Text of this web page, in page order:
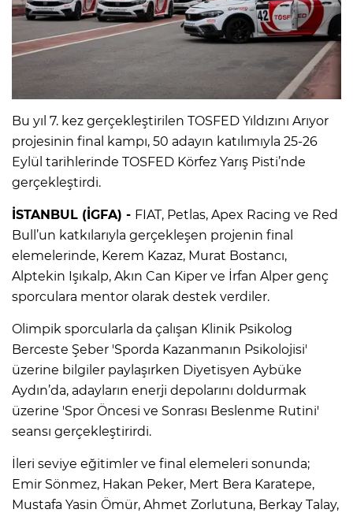
Bu yıl 7. kez gerçekleştirilen TOSFED Yıldızını Arıyor
projesinin final kampı, 50 adayın katılımıyla 25-26
Eylül tarihlerinde TOSFED Körfez Yarış Pisti’nde
gerçekleştirdi.
İSTANBUL (İGFA) - FIAT, Petlas, Apex Racing ve Red
Bull’un katkılarıyla gerçekleşen projenin final
elemelerinde, Kerem Kazaz, Murat Bostancı,
Alptekin Işıkalp, Akın Can Kiper ve İrfan Alper genç
sporculara mentor olarak destek verdiler.
Olimpik sporcularla da çalışan Klinik Psikolog
Berceste Şeber 'Sporda Kazanmanın Psikolojisi'
üzerine bilgiler paylaşırken Diyetisyen Aybüke
Aydın’da, adayların enerji depolarını doldurmak
üzerine 'Spor Öncesi ve Sonrası Beslenme Rutini'
seansı gerçekleştirirdi.
İleri seviye eğitimler ve final elemeleri sonunda;
Emir Sönmez, Hakan Peker, Mert Bera Karatepe,
Mustafa Yasin Ömür, Ahmet Zorlutuna, Berkay Talay,